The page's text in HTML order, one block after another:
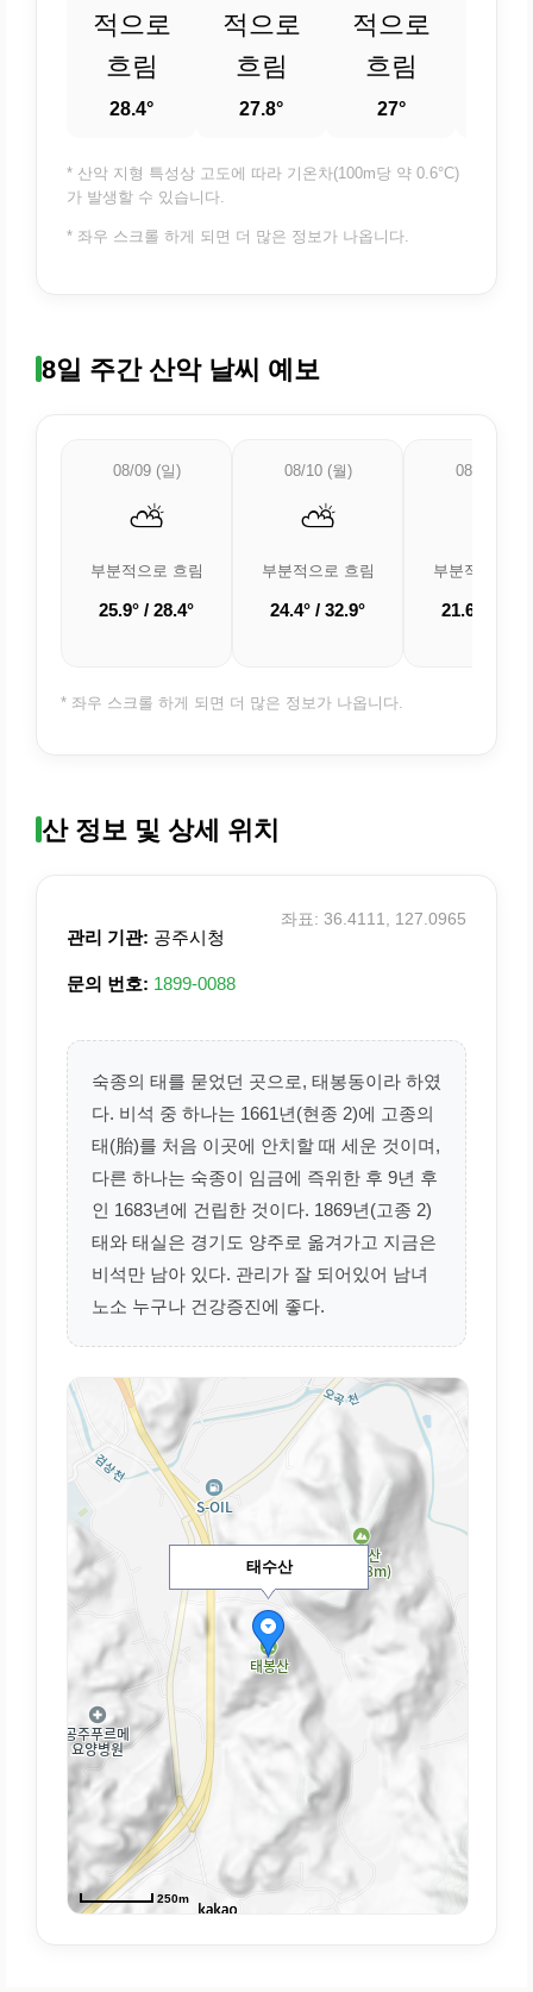
적으로
흐림
28.4°
적으로
흐림
27.8°
적으로
흐림
27°
* 산악 지형 특성상 고도에 따라 기온차(100m당 약 0.6°C)
가 발생할 수 있습니다.
* 좌우 스크롤 하게 되면 더 많은 정보가 나옵니다.
8일 주간 산악 날씨 예보
08/09 (일)
⛅
부분적으로 흐림
25.9° / 28.4°
08/10 (월)
⛅
부분적으로 흐림
24.4° / 32.9°
08/11 (화)
부분적으로 흐
21.6° /
* 좌우 스크롤 하게 되면 더 많은 정보가 나옵니다.
산 정보 및 상세 위치
관리 기관: 공주시청
문의 번호: 1899-0088
좌표: 36.4111, 127.0965
숙종의 태를 묻었던 곳으로, 태봉동이라 하였
다. 비석 중 하나는 1661년(현종 2)에 고종의
태(胎)를 처음 이곳에 안치할 때 세운 것이며,
다른 하나는 숙종이 임금에 즉위한 후 9년 후
인 1683년에 건립한 것이다. 1869년(고종 2)
태와 태실은 경기도 양주로 옮겨가고 지금은
비석만 남아 있다. 관리가 잘 되어있어 남녀
노소 누구나 건강증진에 좋다.
태수산
250m